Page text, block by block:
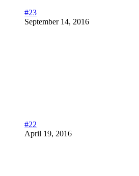
#23
September 14, 2016
#22
April 19, 2016